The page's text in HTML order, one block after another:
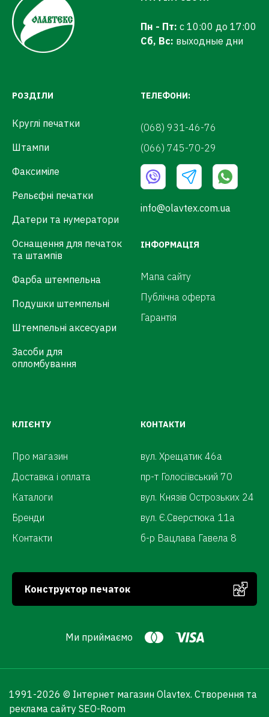
Пн - Пт: с 10:00 до 17:00
Сб, Вс: выходные дни
РОЗДІЛИ
Круглі печатки
Штампи
Факсиміле
Рельєфні печатки
Датери та нумератори
Оснащення для печаток
та штампів
Фарба штемпельна
Подушки штемпельні
Штемпельні аксесуари
Засоби для
опломбування
ТЕЛЕФОНИ:
(068) 931-46-76
(066) 745-70-29
info@olavtex.com.ua
ІНФОРМАЦІЯ
Мапа сайту
Публічна оферта
Гарантія
КЛІЄНТУ
Про магазин
Доставка і оплата
Каталоги
Бренди
Контакти
КОНТАКТИ
вул. Хрещатик 46а
пр-т Голосіївський 70
вул. Князів Острозьких 24
вул. Є.Сверстюка 11а
б-р Вацлава Гавела 8
Конструктор печаток
Ми приймаємо
1991-2026 © Інтернет магазин Olavtex. Створення та
реклама сайту SEO-Room